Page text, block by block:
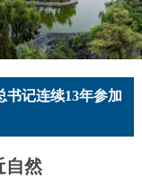
记连续13年参加
颖而出 温榆河公
奖”
记连续13年参加
颖而出 温榆河公
奖”
自然